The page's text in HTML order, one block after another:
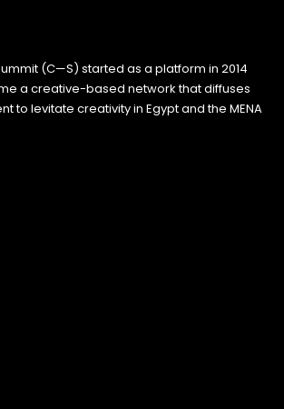
(C—S) started as a platform in 2014
a creative-based network that diffuses
to levitate creativity in Egypt and the MENA